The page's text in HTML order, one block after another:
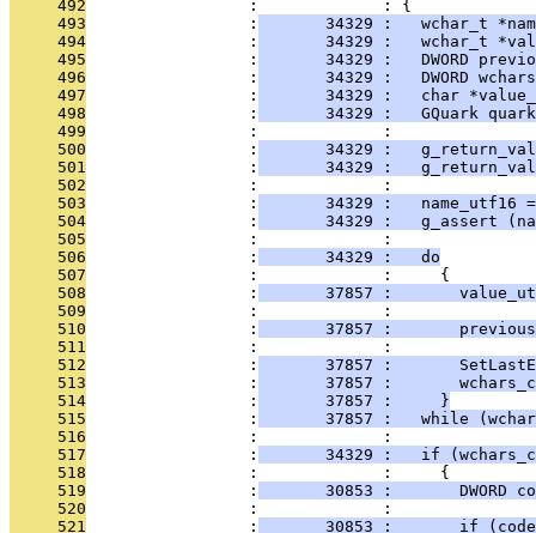
     492
                 :             : {
     493
                 :
34329 :   wchar_t
     494
                 :
34329 :   wchar_t
     495
                 :
34329 :   DWORD
     496
                 :
34329 :   DWORD
     497
                 :
34329 :   char
     498
                 :
34329 :   GQuark
     499
                 :             :
     500
                 :
34329 :
     501
                 :
34329 :
     502
                 :             :
     503
                 :
34329 :   name_utf16
     504
                 :
34329 :   g_assert
     505
                 :             :
     506
                 :
       34329 :   do
     507
                 :             :     {
     508
                 :
37857 :
     509
                 :             :
     510
                 :
37857 :
     511
                 :             :
     512
                 :
37857 :
     513
                 :
37857 :
     514
                 :
       37857 :     }
     515
                 :
37857 :   while
     516
                 :             :
     517
                 :
34329 :   if
     518
                 :             :     {
     519
                 :
30853 :       DWORD
     520
                 :             :
     521
                 :
30853 :       if